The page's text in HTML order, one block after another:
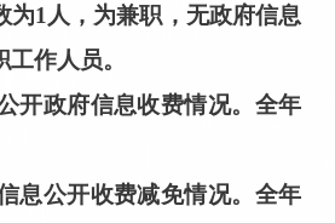
为1人，为兼职，无政府信息
作人员。
开政府信息收费情况。全年
息公开收费减免情况。全年